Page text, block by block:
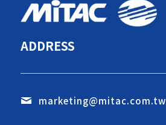
ADDRESS
marketing@mitac.com.tw